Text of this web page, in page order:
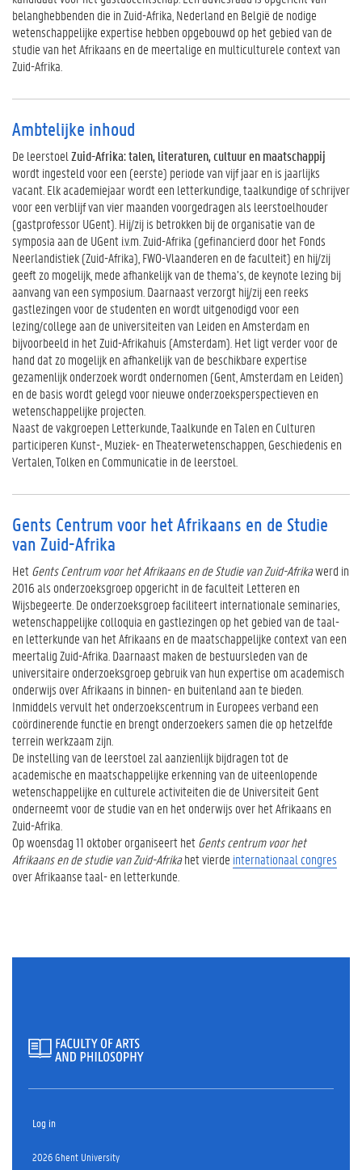
belanghebbenden die in Zuid-Afrika, Nederland en België de nodige
wetenschappelijke expertise hebben opgebouwd op het gebied van de
studie van het Afrikaans en de meertalige en multiculturele context van
Zuid-Afrika.
Ambtelijke inhoud
De leerstoelZuid-Afrika: talen, literaturen, cultuur en maatschappij
wordt ingesteld voor een (eerste) periode van vijf jaar en is jaarlijks
vacant. Elk academiejaar wordt een letterkundige, taalkundige of schrijver
voor een verblijf van vier maanden voorgedragen als leerstoelhouder
(gastprofessor UGent). Hij/zij is betrokken bij de organisatie van de
symposia aan de UGent i.v.m. Zuid-Afrika (gefinancierd door het Fonds
Neerlandistiek (Zuid-Afrika), FWO-Vlaanderen en de faculteit) en hij/zij
geeft zo mogelijk, mede afhankelijk van de thema’s, de keynote lezing bij
aanvang van een symposium. Daarnaast verzorgt hij/zij een reeks
gastlezingen voor de studenten en wordt uitgenodigd voor een
lezing/college aan de universiteiten van Leiden en Amsterdam en
bijvoorbeeld in het Zuid-Afrikahuis (Amsterdam). Het ligt verder voor de
hand dat zo mogelijk en afhankelijk van de beschikbare expertise
gezamenlijk onderzoek wordt ondernomen (Gent, Amsterdam en Leiden)
en de basis wordt gelegd voor nieuwe onderzoeksperspectieven en
wetenschappelijke projecten.
Naast de vakgroepen Letterkunde, Taalkunde en Talen en Culturen
participeren Kunst-, Muziek- en Theaterwetenschappen, Geschiedenis en
Vertalen, Tolken en Communicatie in de leerstoel.
Gents Centrum voor het Afrikaans en de Studie
van Zuid-Afrika
HetGents Centrum voor het Afrikaans en de Studie van Zuid-Afrikawerd in
2016 als onderzoeksgroep opgericht in de faculteit Letteren en
Wijsbegeerte. De onderzoeksgroep faciliteert internationale seminaries,
wetenschappelijke colloquia en gastlezingen op het gebied van de taal-
en letterkunde van het Afrikaans en de maatschappelijke context van een
meertalig Zuid-Afrika. Daarnaast maken de bestuursleden van de
universitaire onderzoeksgroep gebruik van hun expertise om academisch
onderwijs over Afrikaans in binnen- en buitenland aan te bieden.
Inmiddels vervult het onderzoekscentrum in Europees verband een
coördinerende functie en brengt onderzoekers samen die op hetzelfde
terrein werkzaam zijn.
De instelling van de leerstoel zal aanzienlijk bijdragen tot de
academische en maatschappelijke erkenning van de uiteenlopende
wetenschappelijke en culturele activiteiten die de Universiteit Gent
onderneemt voor de studie van en het onderwijs over het Afrikaans en
Zuid-Afrika.
Op woensdag 11 oktober organiseert hetGents centrum voor het
Afrikaans en de studie van Zuid-Afrikahet vierde internationaal congres
over Afrikaanse taal- en letterkunde.
Log in
2026 Ghent University